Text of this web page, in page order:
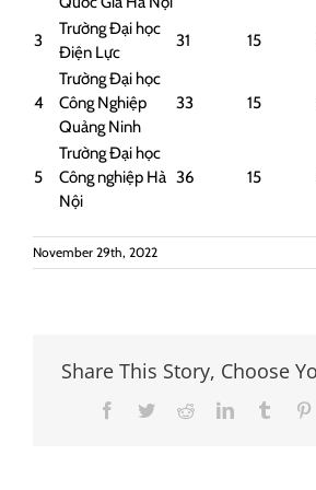
3
Trường Đại học
Điện Lực
31 15
4
Trường Đại học
Công Nghiệp
Quảng Ninh
33 15
5
Trường Đại học
Công nghiệp Hà
Nội
36 15
November 29th, 2022
Share This Story, Choose
Facebook
TwitterRedditLinkedInTumblr